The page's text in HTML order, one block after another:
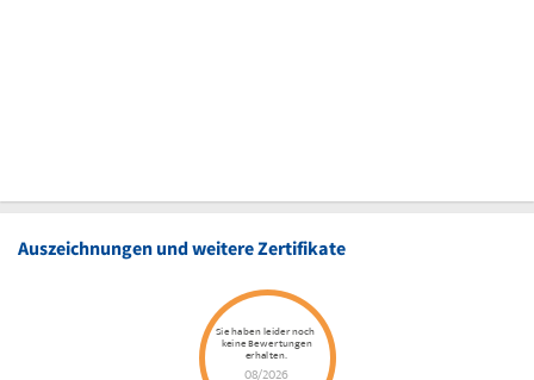
Auszeichnungen und weitere Zertifikate